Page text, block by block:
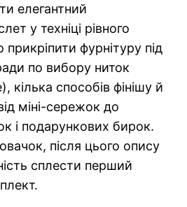
елегантний
у техніці рівного
прикріпити фурнітуру під
по вибору ниток
кілька способів фінішу й
міні-сережок до
і подарункових бирок.
після цього опису
сплести перший